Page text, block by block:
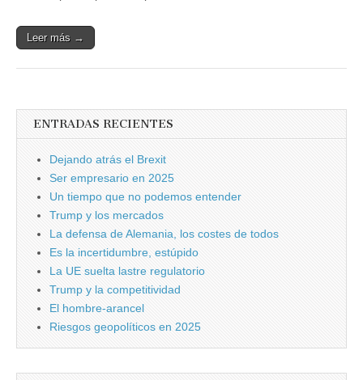
Leer más →
ENTRADAS RECIENTES
Dejando atrás el Brexit
Ser empresario en 2025
Un tiempo que no podemos entender
Trump y los mercados
La defensa de Alemania, los costes de todos
Es la incertidumbre, estúpido
La UE suelta lastre regulatorio
Trump y la competitividad
El hombre-arancel
Riesgos geopolíticos en 2025